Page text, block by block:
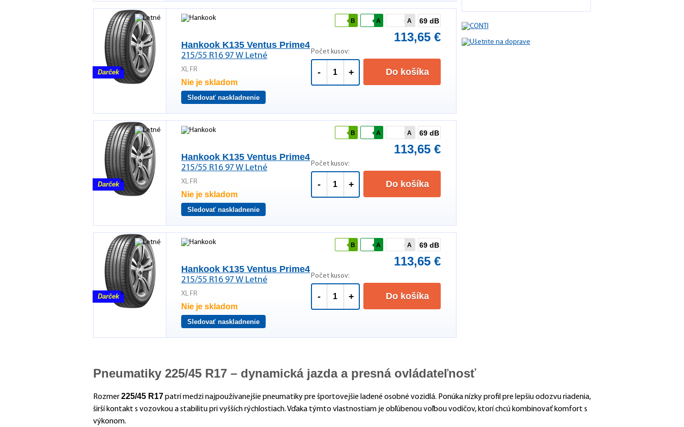
Darček
Hankook K135 Ventus Prime4
215/55 R16 97 W Letné
XL FR
Nie je skladom
Sledovať naskladnenie
B A A 69 dB
113,65 €
Počet kusov:
- + Do košíka
Darček
Hankook K135 Ventus Prime4
215/55 R16 97 W Letné
XL FR
Nie je skladom
Sledovať naskladnenie
B A A 69 dB
113,65 €
Počet kusov:
- + Do košíka
Darček
Hankook K135 Ventus Prime4
215/55 R16 97 W Letné
XL FR
Nie je skladom
Sledovať naskladnenie
B A A 69 dB
113,65 €
Počet kusov:
- + Do košíka
Pneumatiky 225/45 R17 – dynamická jazda a presná ovládateľnosť
Rozmer225/45 R17patrí medzi najpoužívanejšie pneumatiky pre športovejšie ladené osobné vozidlá. Ponúka nízky profil pre lepšiu odozvu riadenia,
širší kontakt s vozovkou a stabilitu pri vyšších rýchlostiach. Vďaka týmto vlastnostiam je obľúbenou voľbou vodičov, ktorí chcú kombinovať komfort s
výkonom.